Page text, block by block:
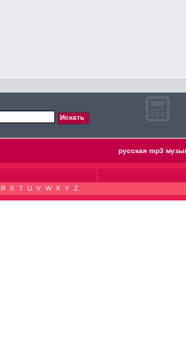
русская mp3
R S T U V W X Y Z